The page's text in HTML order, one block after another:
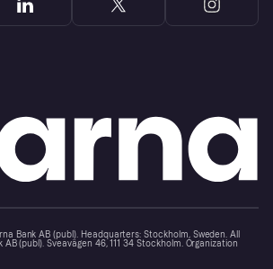
Bank AB (publ). Headquarters: Stockholm, Sweden. All
(publ). Sveavägen 46, 111 34 Stockholm. Organization